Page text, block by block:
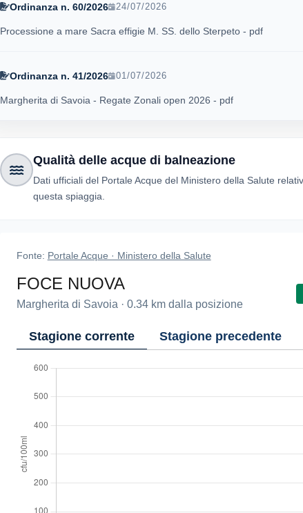
Ordinanza n. 60/2026 24/07/2026
Processione a mare Sacra effigie M. SS. dello Sterpeto - pdf
Ordinanza n. 41/2026 01/07/2026
Margherita di Savoia - Regate Zonali open 2026 - pdf
Qualità delle acque di balneazione
Dati ufficiali del Portale Acque del Ministero della Salute
questa spiaggia.
Fonte: Portale Acque · Ministero della Salute
FOCE NUOVA
Margherita di Savoia · 0.34km dalla posizione
Stagione corrente Stagione precedente